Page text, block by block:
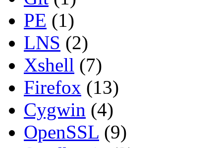
PE (1)
LNS (2)
Xshell (7)
Firefox (13)
Cygwin (4)
OpenSSL (9)